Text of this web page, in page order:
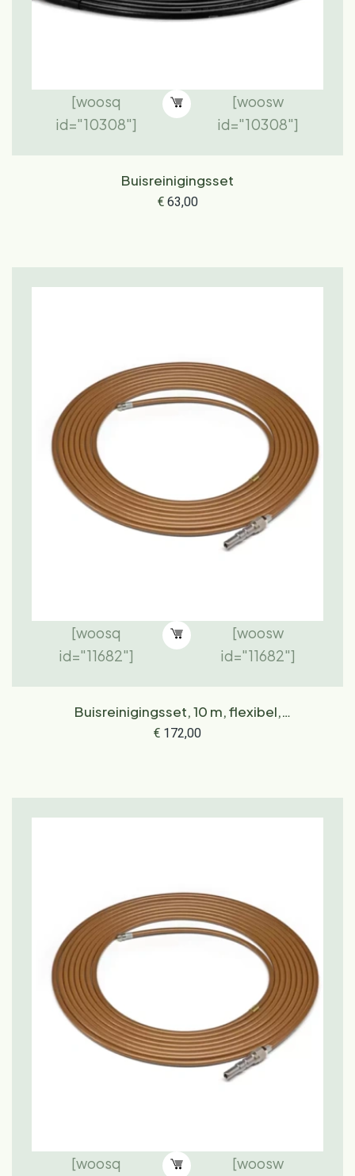
[woosq
id="10308"]
[woosw
id="10308"]
Buisreinigingsset
€63,00
[woosq
id="11682"]
[woosw
id="11682"]
Buisreinigingsset, 10 m, flexibel,
schroefkoppeling
€ 172,00
[woosq
[woosw